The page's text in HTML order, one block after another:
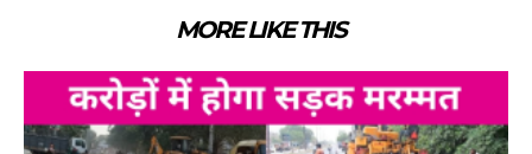
MORE LIKE THIS